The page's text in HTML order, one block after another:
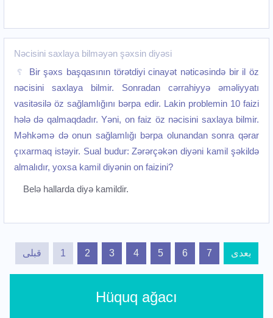
Nəcisini saxlaya bilməyən şəxsin diyəsi
Bir şəxs başqasının törətdiyi cinayət nəticəsində bir il öz
nəcisini saxlaya bilmir. Sonradan cərrahiyyə əməliyyatı
vasitəsilə öz sağlamlığını bərpa edir. Lakin problemin 10 faizi
hələ də qalmaqdadır. Yəni, on faiz öz nəcisini saxlaya bilmir.
Məhkəmə də onun sağlamlığı bərpa olunandan sonra qərar
çıxarmaq istəyir. Sual budur: Zərərçəkən diyəni kamil şəkildə
almalıdır, yoxsa kamil diyənin on faizini?
Belə hallarda diyə kamildir.
قبلی 1 2 3 4 5 6 7 بعدی
Hüquq ağacı